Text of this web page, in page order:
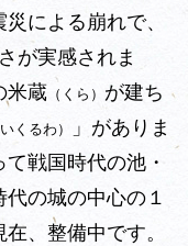
による崩れで、
が実感されま
米蔵 （くら） が建ち
くるわ）
」がありま
戦国時代の池・
の城の中心の１
、整備中です。